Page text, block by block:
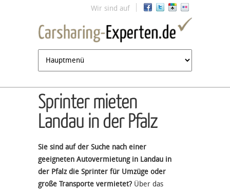
Jump to navigation
Wir sind auf
Sprinter mieten
Landau in der Pfalz
Sie sind auf der Suche nach einer
geeigneten Autovermietung in Landau in
der Pfalz die Sprinter für Umzüge oder
große Transporte vermietet? Über das